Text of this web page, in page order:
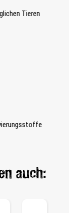
Tieren
auch: